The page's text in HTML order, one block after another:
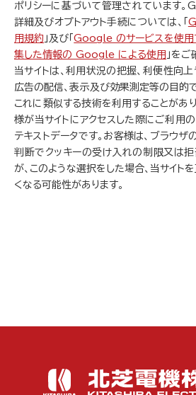
ポリシーに基づいて管理されています。
詳細及びオプトアウト手続については、「
用規約 」及び「Google のサービスを使用
集した情報の Google による使用 」を
当サイトは、利用状況の把握、利便性向
広告の配信、表示及び効果測定等の目的
これに類似する技術を利用することがあり
様が当サイトにアクセスした際にご利用
テキストデータです。お客様は、ブラウザ
判断でクッキーの受け入れの制限又は
が、このような選択をした場合、当サイト
くなる可能性があります。